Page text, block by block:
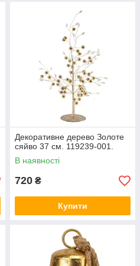
Декоративне дерево Золоте
сяйво 37 см. 119239-001.
В наявності
720 ₴
Купити